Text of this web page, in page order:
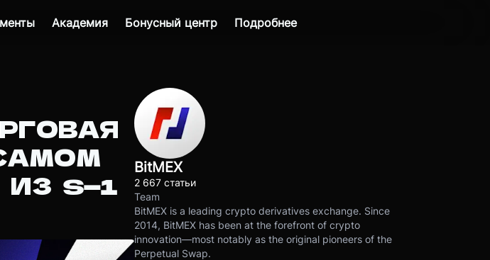
Академия Бонусный центр Подробнее
ИЗ S-1
BitMEX
2 667 статьи
Team
BitMEX is a leading crypto derivatives exchange. Since
2014, BitMEX has been at the forefront of crypto
innovation—most notably as the original pioneers of the
Perpetual Swap.